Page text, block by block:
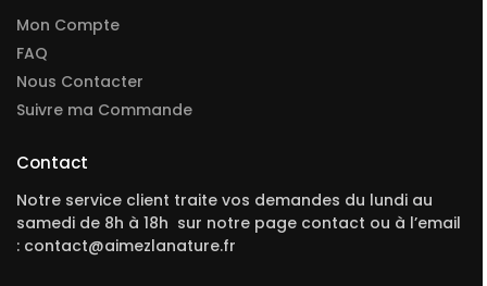
Mon Compte
FAQ
Nous Contacter
Suivre ma Commande
Contact
Notre service client traite vos demandes du lundi au
samedi de 8h à 18h sur notre page contact ou à l’email
: contact@aimezlanature.fr